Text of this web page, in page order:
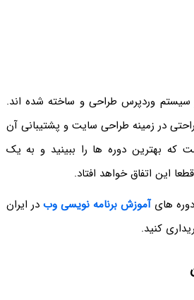
سیستم وردپرس طراحی و ساخته شده اند.
در زمینه طراحی سایت و پشتیبانی آن
که بهترین دوره ها را ببینید و به یک
این اتفاق خواهد افتاد.
دوره هایآموزش برنامه نویسی وب در ایران
کنید.